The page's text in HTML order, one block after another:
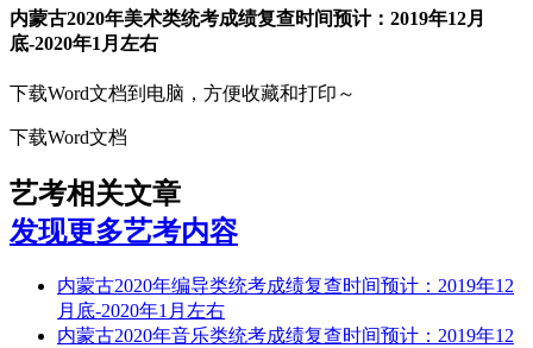
内蒙古2020年美术类统考成绩复查时间预计：2019年12月
底-2020年1月左右
下载Word文档到电脑，方便收藏和打印～
下载Word文档
艺考相关文章
发现更多艺考内容
内蒙古2020年编导类统考成绩复查时间预计：2019年12
月底-2020年1月左右
内蒙古2020年音乐类统考成绩复查时间预计：2019年12